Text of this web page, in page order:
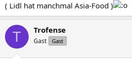
( Lidl hat manchmal Asia-Food )
T Trofense
Gast Gast